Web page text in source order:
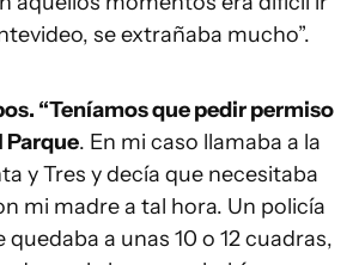
se extrañaba mucho”.
“Teníamos que pedir permiso
. En mi caso llamaba a la
y Tres y decía que necesitaba
mi madre a tal hora. Un policía
quedaba a unas 10 o 12 cuadras,